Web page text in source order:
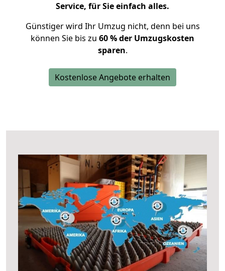
Service, für Sie einfach alles.
Günstiger wird Ihr Umzug nicht, denn bei uns
können Sie bis zu 60 % der Umzugskosten
sparen.
Kostenlose Angebote erhalten